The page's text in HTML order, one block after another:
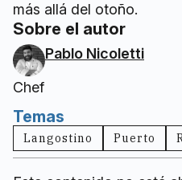
más allá del otoño.
Sobre el autor
Pablo Nicoletti
Chef
Temas
Langostino Puerto